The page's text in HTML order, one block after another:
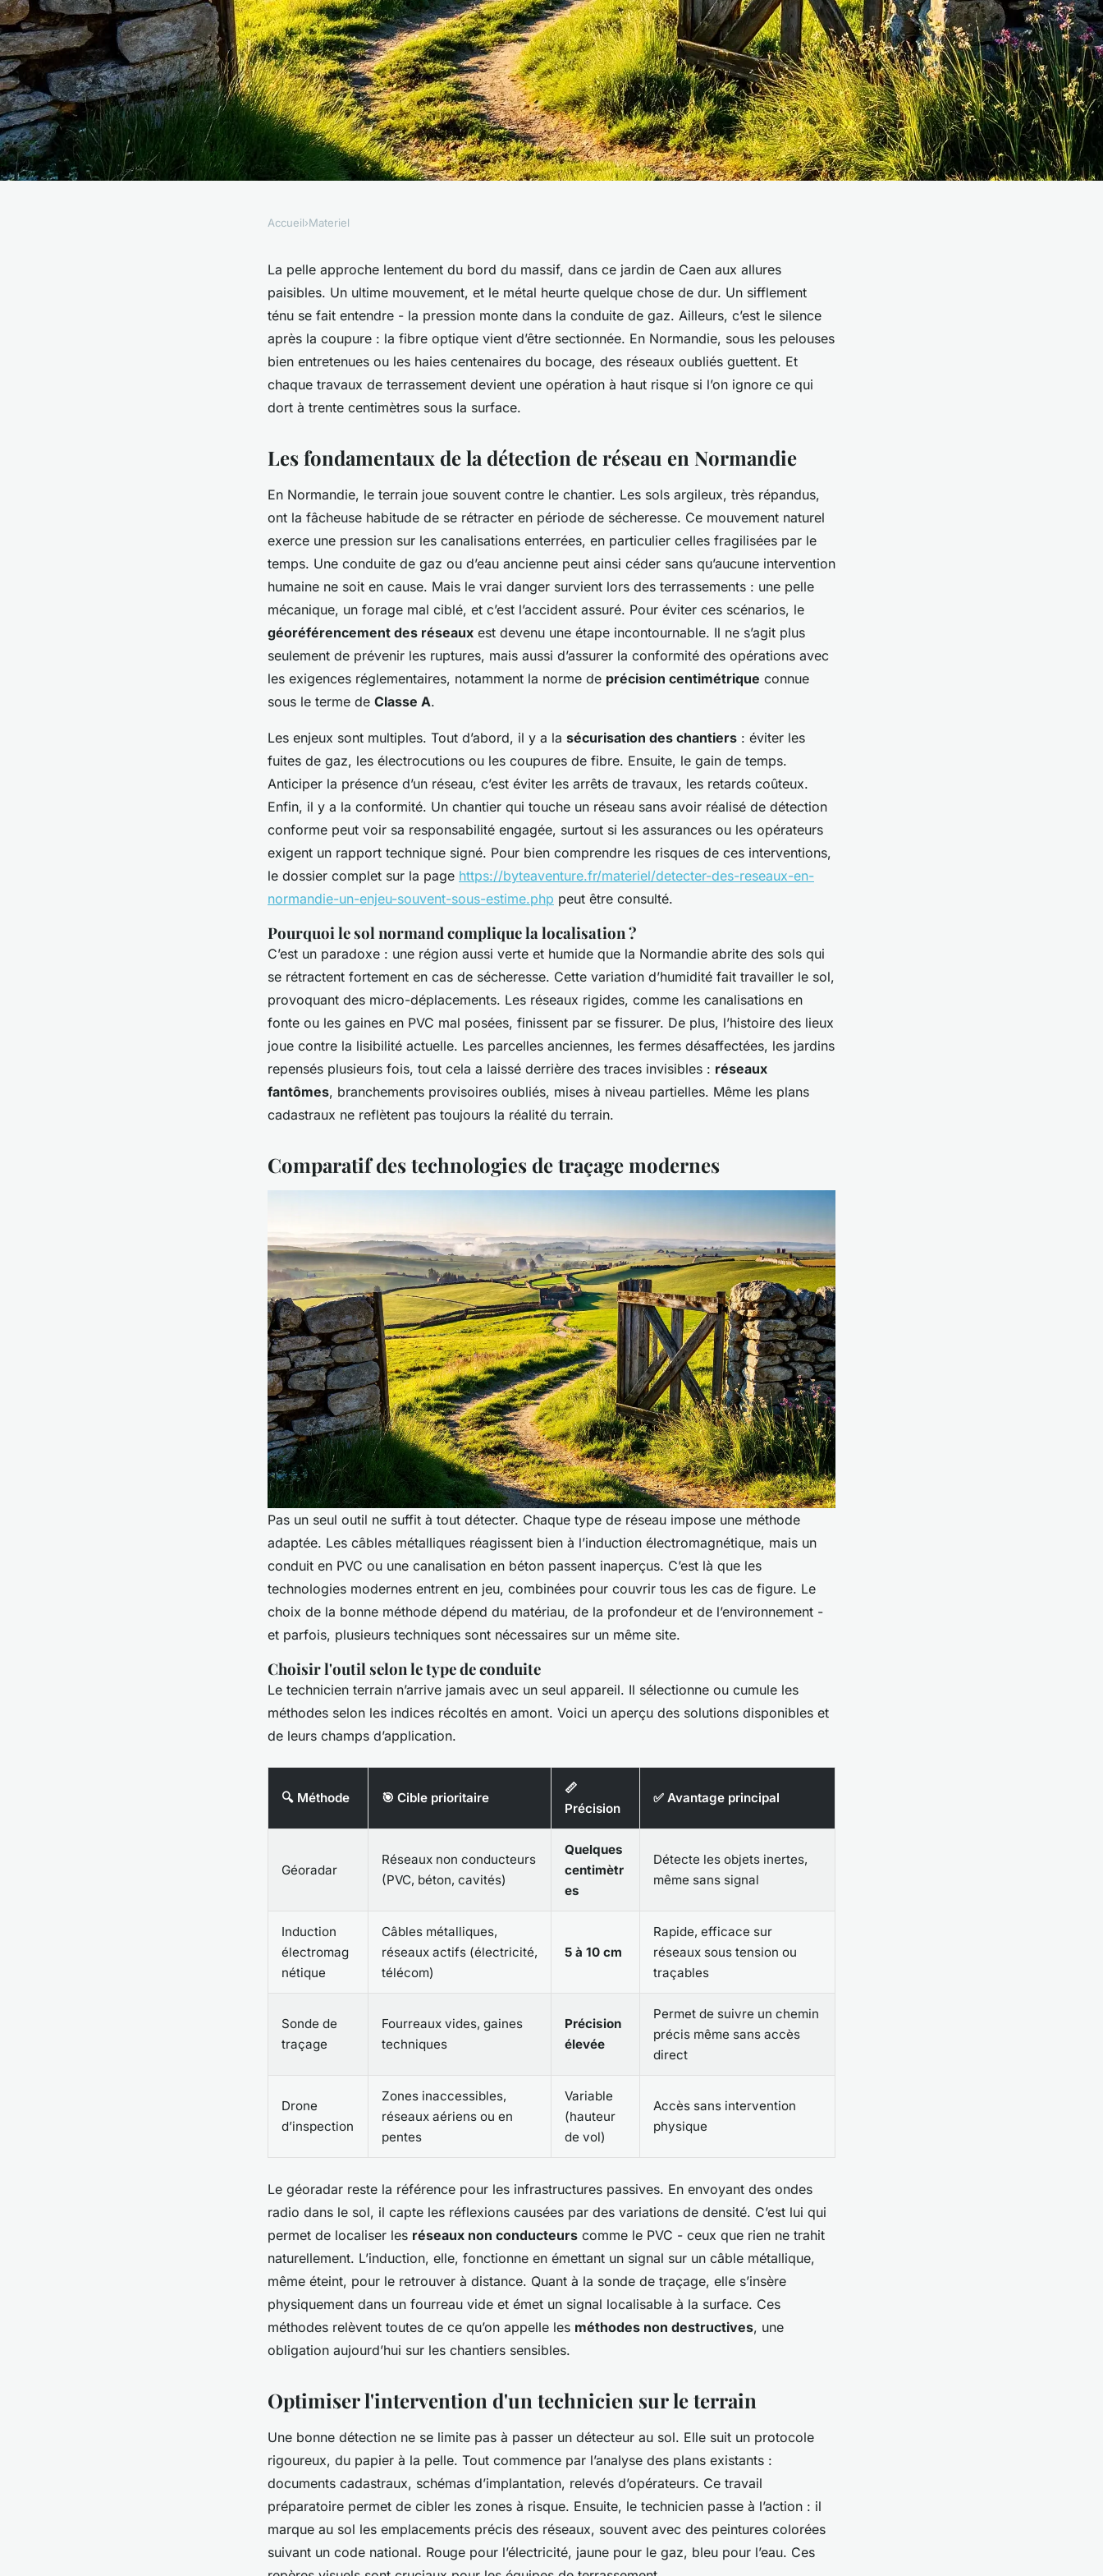
Les stratégies pour identifier les
réseaux en Normandie
10 min de lecture
Accueil›Materiel
La pelle approche lentement du bord du massif, dans ce jardin de Caen aux allures
paisibles. Un ultime mouvement, et le métal heurte quelque chose de dur. Un sifflement
ténu se fait entendre - la pression monte dans la conduite de gaz. Ailleurs, c’est le silence
après la coupure : la fibre optique vient d’être sectionnée. En Normandie, sous les pelouses
bien entretenues ou les haies centenaires du bocage, des réseaux oubliés guettent. Et
chaque travaux de terrassement devient une opération à haut risque si l’on ignore ce qui
dort à trente centimètres sous la surface.
Les fondamentaux de la détection de réseau en Normandie
En Normandie, le terrain joue souvent contre le chantier. Les sols argileux, très répandus,
ont la fâcheuse habitude de se rétracter en période de sécheresse. Ce mouvement naturel
exerce une pression sur les canalisations enterrées, en particulier celles fragilisées par le
temps. Une conduite de gaz ou d’eau ancienne peut ainsi céder sans qu’aucune intervention
humaine ne soit en cause. Mais le vrai danger survient lors des terrassements : une pelle
mécanique, un forage mal ciblé, et c’est l’accident assuré. Pour éviter ces scénarios, le
géoréférencement des réseaux est devenu une étape incontournable. Il ne s’agit plus
seulement de prévenir les ruptures, mais aussi d’assurer la conformité des opérations avec
les exigences réglementaires, notamment la norme de précision centimétrique connue
sous le terme de Classe A.
Les enjeux sont multiples. Tout d’abord, il y a la sécurisation des chantiers : éviter les
fuites de gaz, les électrocutions ou les coupures de fibre. Ensuite, le gain de temps.
Anticiper la présence d’un réseau, c’est éviter les arrêts de travaux, les retards coûteux.
Enfin, il y a la conformité. Un chantier qui touche un réseau sans avoir réalisé de détection
conforme peut voir sa responsabilité engagée, surtout si les assurances ou les opérateurs
exigent un rapport technique signé. Pour bien comprendre les risques de ces interventions,
le dossier complet sur la page https://byteaventure.fr/materiel/detecter-des-reseaux-en-
normandie-un-enjeu-souvent-sous-estime.php peut être consulté.
Pourquoi le sol normand complique la localisation ?
C’est un paradoxe : une région aussi verte et humide que la Normandie abrite des sols qui
se rétractent fortement en cas de sécheresse. Cette variation d’humidité fait travailler le sol,
provoquant des micro-déplacements. Les réseaux rigides, comme les canalisations en
fonte ou les gaines en PVC mal posées, finissent par se fissurer. De plus, l’histoire des lieux
joue contre la lisibilité actuelle. Les parcelles anciennes, les fermes désaffectées, les jardins
repensés plusieurs fois, tout cela a laissé derrière des traces invisibles : réseaux
fantômes, branchements provisoires oubliés, mises à niveau partielles. Même les plans
cadastraux ne reflètent pas toujours la réalité du terrain.
Comparatif des technologies de traçage modernes
Pas un seul outil ne suffit à tout détecter. Chaque type de réseau impose une méthode
adaptée. Les câbles métalliques réagissent bien à l’induction électromagnétique, mais un
conduit en PVC ou une canalisation en béton passent inaperçus. C’est là que les
technologies modernes entrent en jeu, combinées pour couvrir tous les cas de figure. Le
choix de la bonne méthode dépend du matériau, de la profondeur et de l’environnement -
et parfois, plusieurs techniques sont nécessaires sur un même site.
Choisir l'outil selon le type de conduite
Le technicien terrain n’arrive jamais avec un seul appareil. Il sélectionne ou cumule les
méthodes selon les indices récoltés en amont. Voici un aperçu des solutions disponibles et
de leurs champs d’application.
🔍 Méthode 🎯 Cible prioritaire
📏
Précision
✅ Avantage principal
Géoradar
Réseaux non conducteurs
(PVC, béton, cavités)
Quelques
centimètr
es
Détecte les objets inertes,
même sans signal
Induction
électromag
nétique
Câbles métalliques,
réseaux actifs (électricité,
télécom)
5 à 10 cm
Rapide, efficace sur
réseaux sous tension ou
traçables
Sonde de
traçage
Fourreaux vides, gaines
techniques
Précision
élevée
Permet de suivre un chemin
précis même sans accès
direct
Drone
d’inspection
Zones inaccessibles,
réseaux aériens ou en
pentes
Variable
(hauteur
de vol)
Accès sans intervention
physique
Le géoradar reste la référence pour les infrastructures passives. En envoyant des ondes
radio dans le sol, il capte les réflexions causées par des variations de densité. C’est lui qui
permet de localiser les réseaux non conducteurs comme le PVC - ceux que rien ne trahit
naturellement. L’induction, elle, fonctionne en émettant un signal sur un câble métallique,
même éteint, pour le retrouver à distance. Quant à la sonde de traçage, elle s’insère
physiquement dans un fourreau vide et émet un signal localisable à la surface. Ces
méthodes relèvent toutes de ce qu’on appelle les méthodes non destructives, une
obligation aujourd’hui sur les chantiers sensibles.
Optimiser l'intervention d'un technicien sur le terrain
Une bonne détection ne se limite pas à passer un détecteur au sol. Elle suit un protocole
rigoureux, du papier à la pelle. Tout commence par l’analyse des plans existants :
documents cadastraux, schémas d’implantation, relevés d’opérateurs. Ce travail
préparatoire permet de cibler les zones à risque. Ensuite, le technicien passe à l’action : il
marque au sol les emplacements précis des réseaux, souvent avec des peintures colorées
suivant un code national. Rouge pour l’électricité, jaune pour le gaz, bleu pour l’eau. Ces